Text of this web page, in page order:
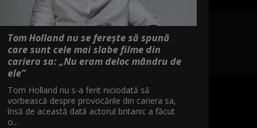
Tom Holland nu se ferește să spună
care sunt cele mai slabe filme din
cariera sa: „Nu eram deloc mândru de
ele”
Tom Holland nu s-a ferit niciodată să
vorbească despre provocările din cariera sa,
însă de această dată actorul britanic a făcut
o...